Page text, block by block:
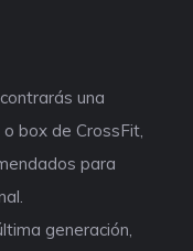
una
box de CrossFit,
para
generación,